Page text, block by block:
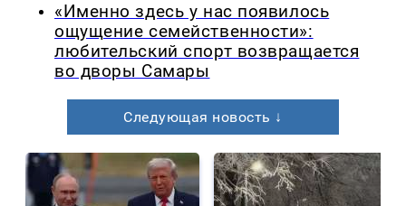
«Именно здесь у нас появилось
ощущение семейственности»:
любительский спорт возвращается
во дворы Самары
Следующая новость ↓